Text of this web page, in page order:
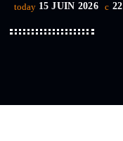
today 15 JUIN 2026 22